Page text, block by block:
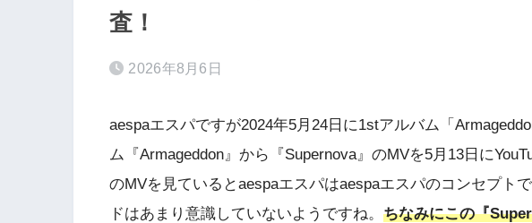
査！
2026年8月6日
aespaエスパですが2024年5月24日に1stアルバム「
ム『Armageddon』から『Supernova』のMVを5月13日に
のMVを見ているとaespaエスパはaespaエスパのコンセプト
ドはあまり意識していないようですね。 ちなみにこの『